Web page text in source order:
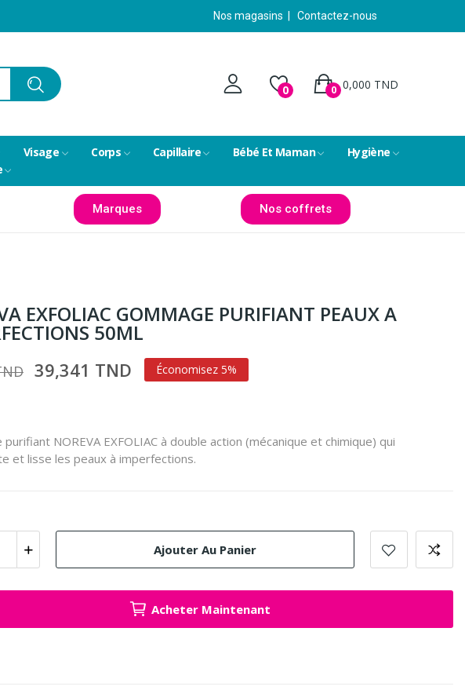
Nos magasins Contactez-nous
0 0,000 TND
0
Visage Corps Capillaire Bébé Et Maman
Hygiène
Marques Nos coffrets
EXFOLIAC GOMMAGE PURIFIANT PEAUX A
50ML
39,341 TND Économisez 5%
purifiant NOREVA EXFOLIAC à double action (mécanique et chimique) qui
et lisse les peaux à imperfections.
Ajouter Au Panier
Acheter Maintenant